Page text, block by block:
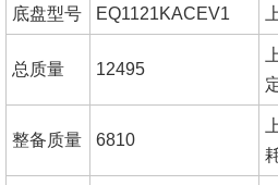
底盘型号 EQ1121KACEV1
总质量 12495
整备质量 6810